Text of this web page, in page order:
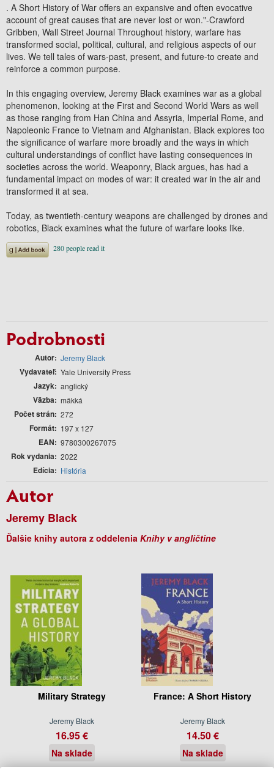
. A Short History of War offers an expansive and often evocative
account of great causes that are never lost or won."-Crawford
Gribben, Wall Street Journal Throughout history, warfare has
transformed social, political, cultural, and religious aspects of our
lives. We tell tales of wars-past, present, and future-to create and
reinforce a common purpose.
In this engaging overview, Jeremy Black examines war as a global
phenomenon, looking at the First and Second World Wars as well
as those ranging from Han China and Assyria, Imperial Rome, and
Napoleonic France to Vietnam and Afghanistan. Black explores too
the significance of warfare more broadly and the ways in which
cultural understandings of conflict have lasting consequences in
societies across the world. Weaponry, Black argues, has had a
fundamental impact on modes of war: it created war in the air and
transformed it at sea.
Today, as twentieth-century weapons are challenged by drones and
robotics, Black examines what the future of warfare looks like.
Podrobnosti
Autor Jeremy Black
Vydavateľ Yale University Press
Jazyk anglický
Väzba mäkká
Počet strán 272
Formát 197 x 127
EAN 9780300267075
Rok vydania 2022
Edícia História
Autor
Jeremy Black
Ďalšie knihy autora z oddelenia Knihy v angličtine
Military Strategy
Jeremy Black
16.95 €
Na sklade
France: A Short History
Jeremy Black
14.50 €
Na sklade